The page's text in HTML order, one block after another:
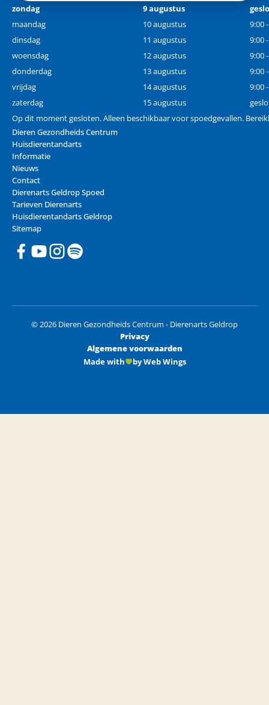
zondag 9 augustus
maandag
10 augustus
9:00
dinsdag
11 augustus
9:00
woensdag
12 augustus
9:00
donderdag
13 augustus
9:00
vrijdag
14 augustus
9:00
zaterdag
15 augustus
Op dit moment gesloten. Alleen beschikbaar voor spoedgevallen.
Dieren Gezondheids Centrum
Huisdierentandarts
Informatie
Nieuws
Contact
Dierenarts Geldrop Spoed
Tarieven Dierenarts
Huisdierentandarts Geldrop
Sitemap
© 2026 Dieren Gezondheids Centrum - Dierenarts Geldrop
Privacy
Algemene voorwaarden
Made with
by Web Wings